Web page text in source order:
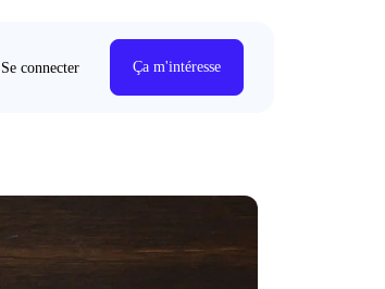
Se connecter Ça m'intéresse